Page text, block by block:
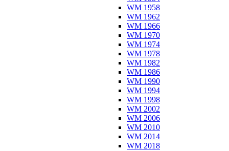
WM 1958
WM 1962
WM 1966
WM 1970
WM 1974
WM 1978
WM 1982
WM 1986
WM 1990
WM 1994
WM 1998
WM 2002
WM 2006
WM 2010
WM 2014
WM 2018